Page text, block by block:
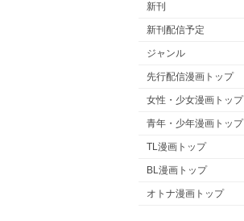
新刊
新刊配信予定
ジャンル
先行配信漫画トップ
女性・少女漫画トップ
青年・少年漫画トップ
TL漫画トップ
BL漫画トップ
オトナ漫画トップ